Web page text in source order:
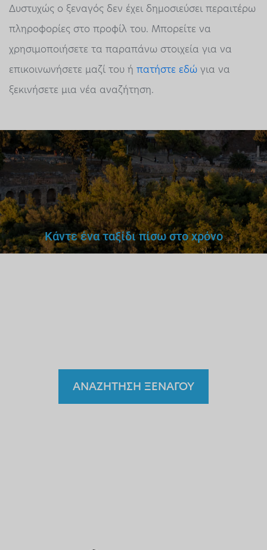
Δυστυχώς ο ξεναγός δεν έχει δημοσιεύσει περαιτέρω
πληροφορίες στο προφίλ του. Μπορείτε να
χρησιμοποιήσετε τα παραπάνω στοιχεία για να
επικοινωνήσετε μαζί του ή πατήστε εδώ για να
ξεκινήσετε μια νέα αναζήτηση.
Κάντε ένα ταξίδι πίσω στο χρόνο
ΑΝΑΖΗΤΗΣΗ ΞΕΝΑΓΟΥ